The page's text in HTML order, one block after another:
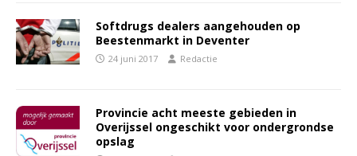
Softdrugs dealers aangehouden op
Beestenmarkt in Deventer
24 juni 2017 Redactie
Provincie acht meeste gebieden in
Overijssel ongeschikt voor ondergrondse
opslag